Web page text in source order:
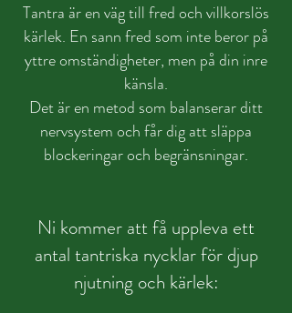
Tantra är en väg till fred och villkorslös
kärlek. En sann fred som inte beror på
yttre omständigheter, men på din inre
känsla.
Det är en metod som balanserar ditt
nervsystem och får dig att släppa
blockeringar och begränsningar.
Ni kommer att få uppleva ett
antal tantriska nycklar för djup
njutning och kärlek: